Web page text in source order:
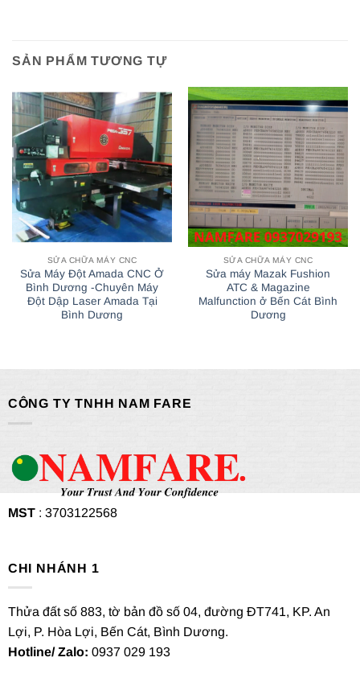
SẢN PHẨM TƯƠNG TỰ
SỬA CHỮA MÁY CNC
Sửa Máy Đột Amada CNC Ở
Bình Dương -Chuyên Máy
Đột Dập Laser Amada Tại
Bình Dương
SỬA CHỮA MÁY CNC
Sửa máy Mazak Fushion
ATC & Magazine
Malfunction ở Bến Cát Bình
Dương
CÔNG TY TNHH NAM FARE
MST: 3703122568
CHI NHÁNH 1
Thửa đất số 883, tờ bản đồ số 04, đường ĐT741, KP. An
Lợi, P. Hòa Lợi, Bến Cát, Bình Dương.
Hotline/ Zalo: 0937 029 193